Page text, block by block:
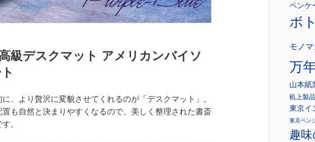
級デスクマット アメリカンバイソ
、より贅沢に変貌させてくれるのが「デスクマット」。
も自然と決まりやすくなるので、美しく整理された書斎
。
ペンケ
ボ
モノ
万
山本紙
机上製品
東京イ
東京ペン
趣